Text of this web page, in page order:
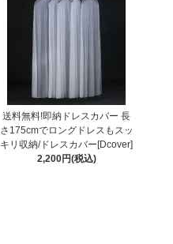
送料無料!即納ドレスカバー 長
さ175cmでロングドレスもスッ
キリ収納/ドレスカバー[Dcover]
2,200円(税込)